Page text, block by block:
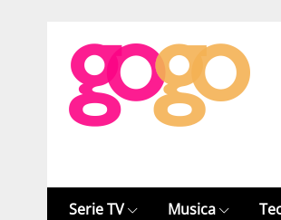
Serie TV Musica